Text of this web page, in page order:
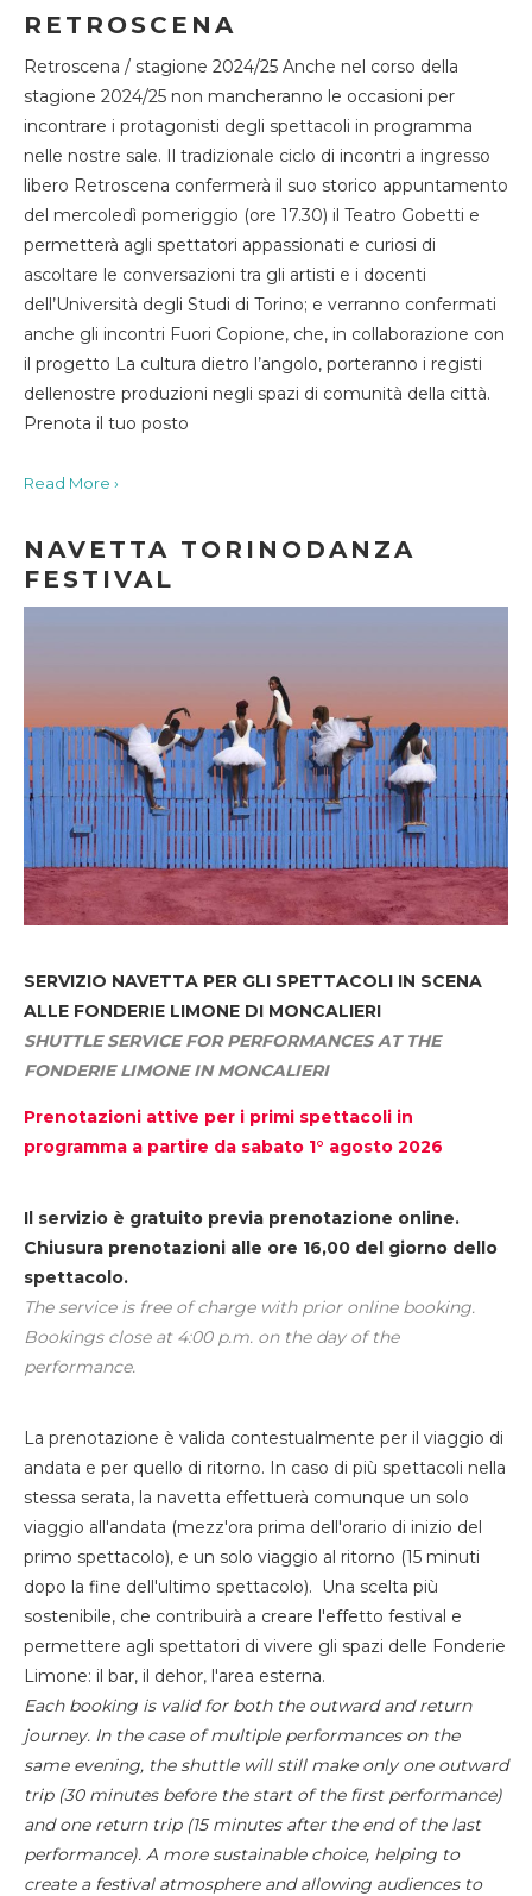
RETROSCENA
Retroscena / stagione 2024/25 Anche nel corso della
stagione 2024/25 non mancheranno le occasioni per
incontrare i protagonisti degli spettacoli in programma
nelle nostre sale. Il tradizionale ciclo di incontri a ingresso
libero Retroscena confermerà il suo storico appuntamento
del mercoledì pomeriggio (ore 17.30) il Teatro Gobetti e
permetterà agli spettatori appassionati e curiosi di
ascoltare le conversazioni tra gli artisti e i docenti
dell’Università degli Studi di Torino; e verranno confermati
anche gli incontri Fuori Copione, che, in collaborazione con
il progetto La cultura dietro l’angolo, porteranno i registi
dellenostre produzioni negli spazi di comunità della città.
Prenota il tuo posto
Read More ›
NAVETTA TORINODANZA
FESTIVAL
SERVIZIO NAVETTA PER GLI SPETTACOLI IN SCENA
ALLE FONDERIE LIMONE DI MONCALIERI
SHUTTLE SERVICE FOR PERFORMANCES AT THE
FONDERIE LIMONE IN MONCALIERI
Prenotazioni attive per i primi spettacoli in
programma a partire da sabato 1° agosto 2026
Il servizio è gratuito previa prenotazione online.
Chiusura prenotazioni alle ore 16,00 del giorno dello
spettacolo.
The service is free of charge with prior online booking.
Bookings close at 4:00 p.m. on the day of the
performance.
La prenotazione è valida contestualmente per il viaggio di
andata e per quello di ritorno. In caso di più spettacoli nella
stessa serata, la navetta effettuerà comunque un solo
viaggio all'andata (mezz'ora prima dell'orario di inizio del
primo spettacolo), e un solo viaggio al ritorno (15 minuti
dopo la fine dell'ultimo spettacolo). Una scelta più
sostenibile, che contribuirà a creare l'effetto festival e
permettere agli spettatori di vivere gli spazi delle Fonderie
Limone: il bar, il dehor, l'area esterna.
Each booking is valid for both the outward and return
journey. In the case of multiple performances on the
same evening, the shuttle will still make only one outward
trip (30 minutes before the start of the first performance)
and one return trip (15 minutes after the end of the last
performance). A more sustainable choice, helping to
create a festival atmosphere and allowing audiences to